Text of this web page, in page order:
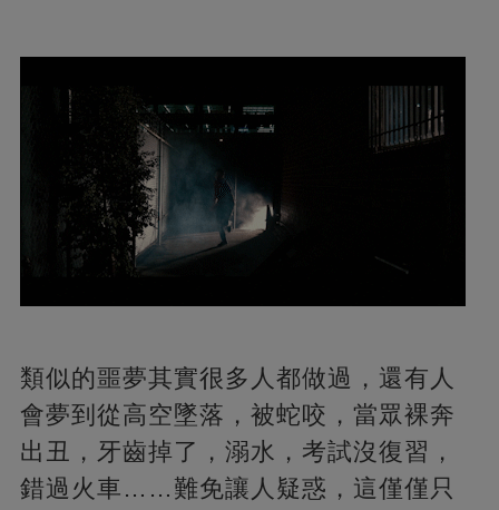
類似的噩夢其實很多人都做過，還有人
會夢到從高空墜落，被蛇咬，當眾裸奔
出丑，牙齒掉了，溺水，考試沒復習，
錯過火車……難免讓人疑惑，這僅僅只